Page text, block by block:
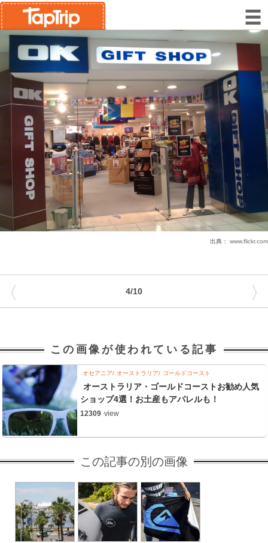
出典： www.flickr.com
4/10
〈 〉
この画像が使われている記事
オセアニア オーストラリア ゴールドコースト
オーストラリア・ゴールドコーストお勧め人気
ショップ4選！お土産もアパレルも！
12309 view
この記事の別の画像